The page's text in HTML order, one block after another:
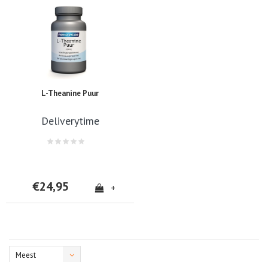
L-Theanine Puur
Deliverytime
€24,95 +
Meest